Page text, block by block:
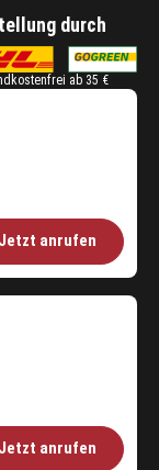
durch
ab 35 €
Jetzt anrufen
Jetzt anrufen